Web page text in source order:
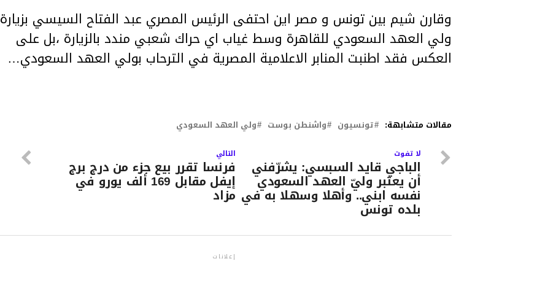
وقارن شيم بين تونس و مصر اين احتفی الرئيس المصري عبد الفتاح السيسي بزيارة
ولي العهد السعودي للقاهرة وسط غياب اي حراك شعبي مندد بالزيارة ،بل علی
العكس فقد اطنبت المنابر الاعلامية المصرية في الترحاب بولي العهد السعودي…
مقالات متشابهة: تونسيون واشنطن بوست ولي العهد السعودي
التالي
فرنسا تقرر بيع جزء من درج برج
إيفل مقابل 169 ألف يورو في
مزاد
لا تفوت
الباجي قايد السبسي: يشرّفني
أن يعتبر وليّ العهد السعودي
نفسه ابني.. وأهلا وسهلا به في
بلده تونس
إعلانات